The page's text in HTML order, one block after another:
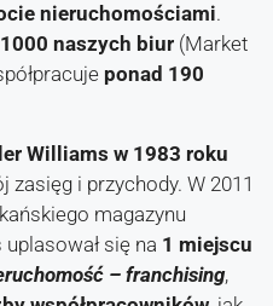
nieruchomościami.
1000 naszych biur (Market
ponad 190
Williams w 1983 roku
i przychody. W 2011
magazynu
się na 1 miejscu
– franchising,